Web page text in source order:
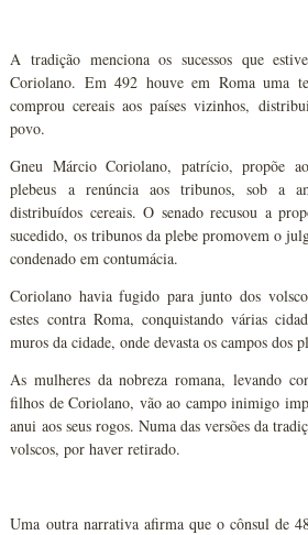
A tradição menciona os sucessos que
Coriolano. Em 492 houve em Roma uma
comprou cereais aos países vizinhos,
povo.
Gneu Márcio Coriolano, patrício, propõe
plebeus a renúncia aos tribunos, sob a
distribuídos cereais. O senado recusou a
sucedido, os tribunos da plebe promovem o
condenado em contumácia.
Coriolano havia fugido para junto dos
estes contra Roma, conquistando várias
muros da cidade, onde devasta os campos dos
As mulheres da nobreza romana, levando
filhos de Coriolano, vão ao campo inimigo
anui aos seus rogos. Numa das versões da
volscos, por haver retirado.
Uma outra narrativa afirma que o cônsul de